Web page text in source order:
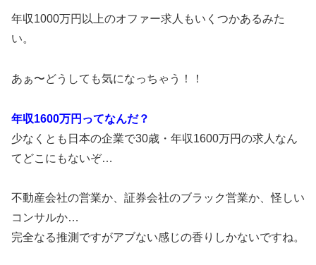
年収1000万円以上のオファー求人もいくつかあるみた
い。
あぁ〜どうしても気になっちゃう！！
年収1600万円ってなんだ？
少なくとも日本の企業で30歳・年収1600万円の求人なん
てどこにもないぞ…
不動産会社の営業か、証券会社のブラック営業か、怪しい
コンサルか…
完全なる推測ですがアブない感じの香りしかないですね。